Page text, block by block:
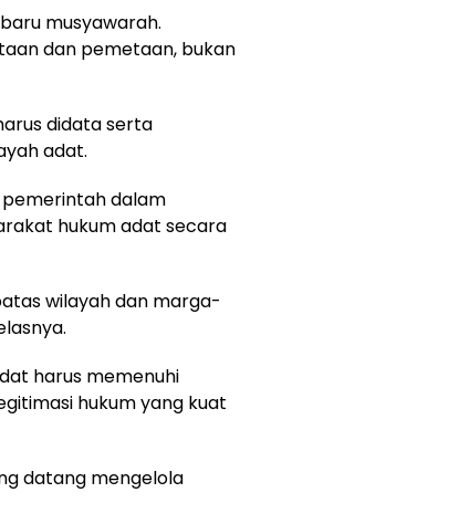
musyawarah.
dan pemetaan, bukan
didata serta
adat.
dalam
hukum adat secara
wilayah dan marga-
harus memenuhi
hukum yang kuat
datang mengelola